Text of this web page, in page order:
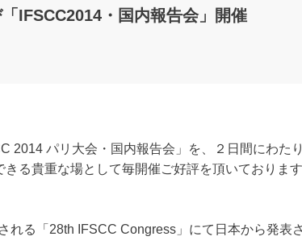
IFSCC2014・国内報告会」開催
2014 パリ大会・国内報告会」を、２日間にわた
る貴重な場として毎開催ご好評を頂いておりま
れる「28th IFSCC Congress」にて日本から発表